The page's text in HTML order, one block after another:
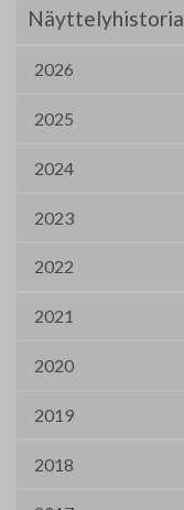
Näyttelyhistoria
2026
2025
2024
2023
2022
2021
2020
2019
2018